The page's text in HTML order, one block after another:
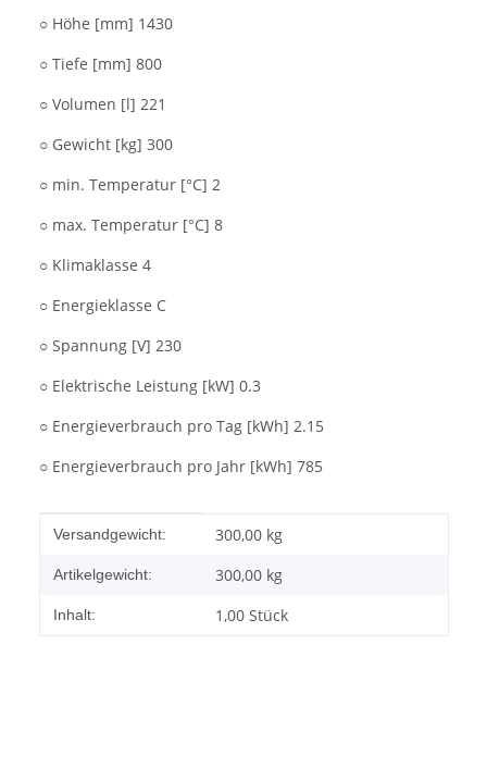
○ Höhe [mm] 1430
○ Tiefe [mm] 800
○ Volumen [l] 221
○ Gewicht [kg] 300
○ min. Temperatur [°C] 2
○ max. Temperatur [°C] 8
○ Klimaklasse 4
○ Energieklasse C
○ Spannung [V] 230
○ Elektrische Leistung [kW] 0.3
○ Energieverbrauch pro Tag [kWh] 2.15
○ Energieverbrauch pro Jahr [kWh] 785
Produkteigenschaft
Wert
Versandgewicht: 300,00 kg
Artikelgewicht: 300,00 kg
Inhalt: 1,00 Stück